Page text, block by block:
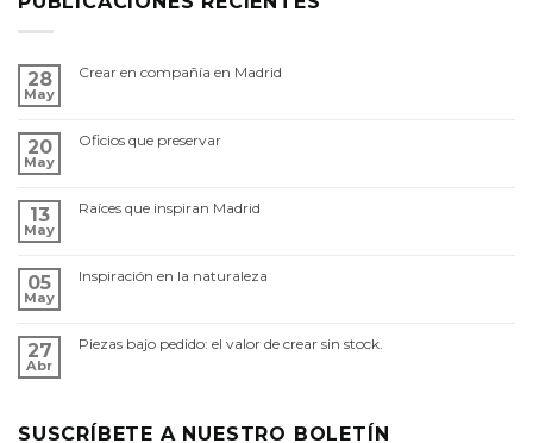
28
May
Crear en compañía en Madrid
20
May
Oficios que preservar
13
May
Raíces que inspiran Madrid
05
May
Inspiración en la naturaleza
27
Abr
Piezas bajo pedido: el valor de crear sin stock.
SUSCRÍBETE A NUESTRO BOLETÍN